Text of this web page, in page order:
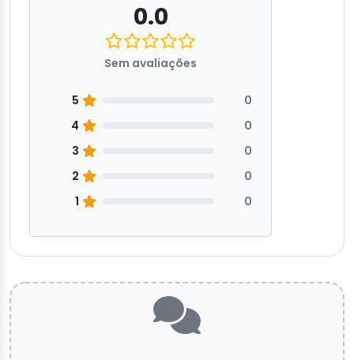
0.0
Sem avaliações
5
0
4
0
3
0
2
0
1
0